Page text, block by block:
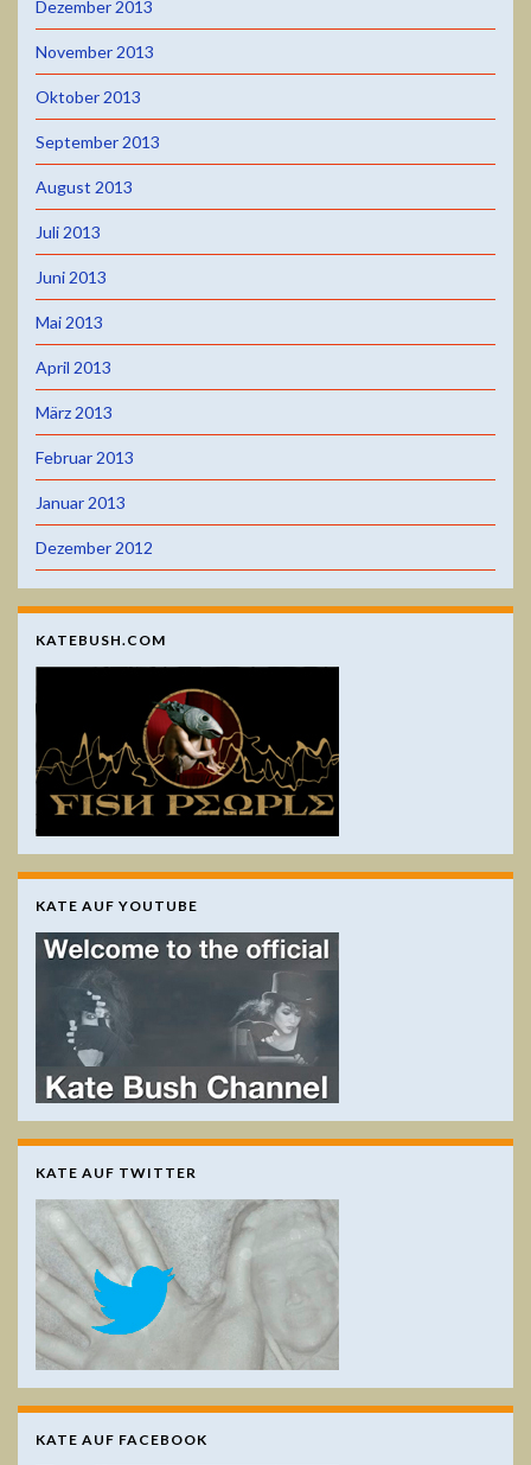
Dezember 2013
November 2013
Oktober 2013
September 2013
August 2013
Juli 2013
Juni 2013
Mai 2013
April 2013
März 2013
Februar 2013
Januar 2013
Dezember 2012
KATEBUSH.COM
KATE AUF YOUTUBE
KATE AUF TWITTER
KATE AUF FACEBOOK